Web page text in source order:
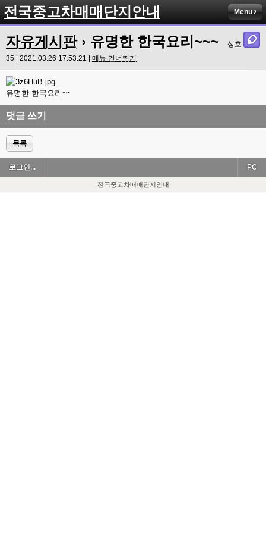
전국중고차매매단지안내 Menu
자유게시판› 유명한 한국요리~~~
상호
35 | 2021.03.26 17:53:21 | 메뉴 건너뛰기
유명한 한국요리~~
댓글 쓰기
목록
로그인... PC
전국중고차매매단지안내